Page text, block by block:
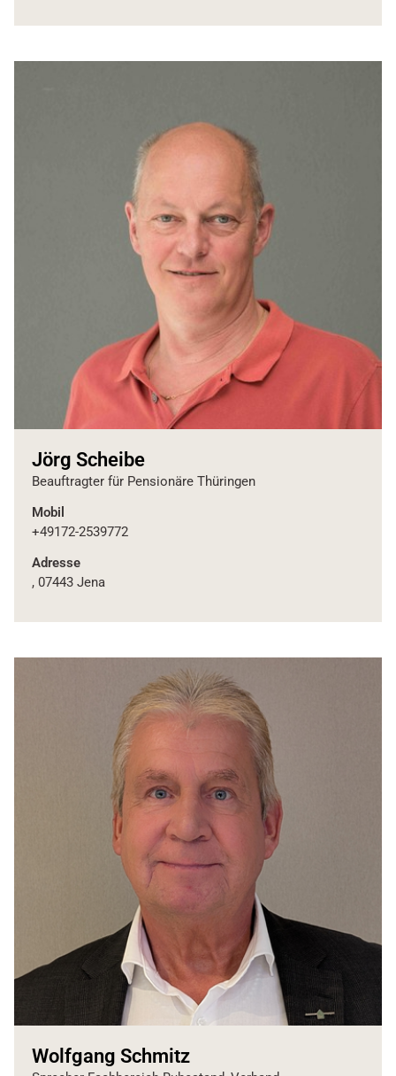
Jörg Scheibe
Beauftragter für Pensionäre Thüringen
Mobil
+49172-2539772
Adresse
, 07443 Jena
Wolfgang Schmitz